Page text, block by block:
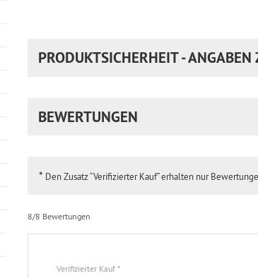
PRODUKTSICHERHEIT -
BEWERTUNGEN
* Den Zusatz “Verifizierter Kauf” erhalten nur
8/8 Bewertungen
Verifizierter Kauf *